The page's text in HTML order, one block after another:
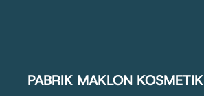
PABRIK MAKLON KOSMETIK